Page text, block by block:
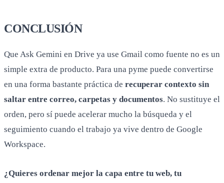
CONCLUSIÓN
Que Ask Gemini en Drive ya use Gmail como fuente no es un
simple extra de producto. Para una pyme puede convertirse
en una forma bastante práctica de recuperar contexto sin
saltar entre correo, carpetas y documentos. No sustituye el
orden, pero sí puede acelerar mucho la búsqueda y el
seguimiento cuando el trabajo ya vive dentro de Google
Workspace.
¿Quieres ordenar mejor la capa entre tu web, tu